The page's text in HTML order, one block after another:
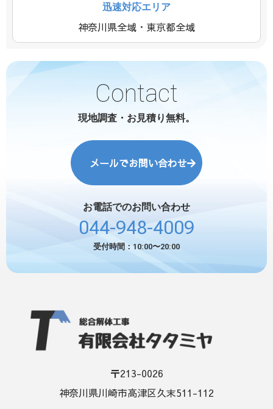
迅速対応エリア
神奈川県全域・東京都全域
Contact
現地調査・お見積り無料。
メールでお問い合わせ
お電話でのお問い合わせ
044-948-4009
受付時間：10:00〜20:00
〒213-0026
神奈川県川崎市高津区久末511-112